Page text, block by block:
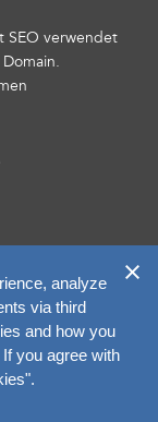
SEO verwendet
analyze
via third
and how you
you agree with